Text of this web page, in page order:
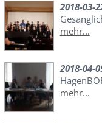
2018-03-
mehr...
2018-04-
mehr...